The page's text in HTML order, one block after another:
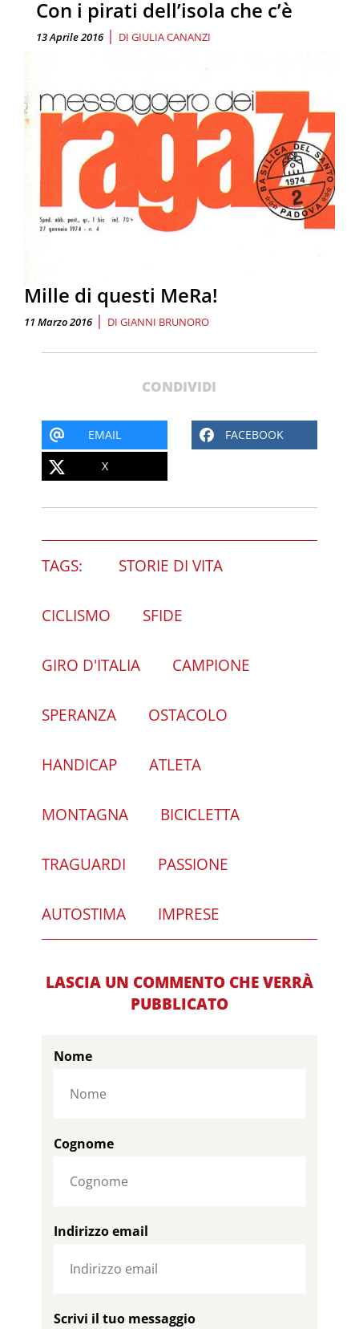
Con i pirati dell’isola che c’è
13 Aprile 2016 | DI GIULIA CANANZI
Mille di questi MeRa!
11 Marzo 2016 | DI GIANNI BRUNORO
CONDIVIDI
EMAIL FACEBOOK
X
TAGS: STORIE DI VITA
CICLISMO SFIDE
GIRO D'ITALIA CAMPIONE
SPERANZA OSTACOLO
HANDICAP ATLETA
MONTAGNA BICICLETTA
TRAGUARDI PASSIONE
AUTOSTIMA IMPRESE
LASCIA UN COMMENTO CHE VERRÀ
PUBBLICATO
Nome
Cognome
Indirizzo email
Scrivi il tuo messaggio